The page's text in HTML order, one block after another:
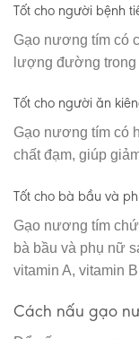
Tốt cho người bệnh
Gạo nương tím có
lượng đường
Tốt cho người ăn
Gạo nương tím có
chất đạm, giúp
Tốt cho bà bầu và
Gạo nương tím
bà bầu và phụ nữ
vitamin A, vitamin
Cách nấu gạo